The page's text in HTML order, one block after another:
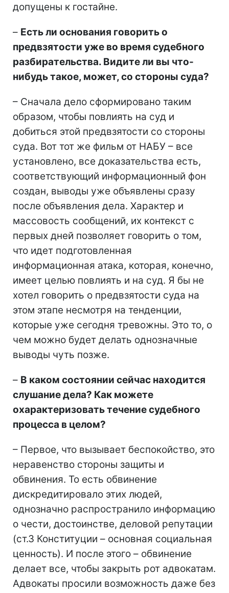
допущены к гостайне.
– Есть ли основания говорить о
предвзятости уже во время судебного
разбирательства. Видите ли вы что-
нибудь такое, может, со стороны суда?
– Сначала дело сформировано таким
образом, чтобы повлиять на суд и
добиться этой предвзятости со стороны
суда. Вот тот же фильм от НАБУ – все
установлено, все доказательства есть,
соответствующий информационный фон
создан, выводы уже объявлены сразу
после объявления дела. Характер и
массовость сообщений, их контекст с
первых дней позволяет говорить о том,
что идет подготовленная
информационная атака, которая, конечно,
имеет целью повлиять и на суд. Я бы не
хотел говорить о предвзятости суда на
этом этапе несмотря на тенденции,
которые уже сегодня тревожны. Это то, о
чем можно будет делать однозначные
выводы чуть позже.
– В каком состоянии сейчас находится
слушание дела? Как можете
охарактеризовать течение судебного
процесса в целом?
– Первое, что вызывает беспокойство, это
неравенство стороны защиты и
обвинения. То есть обвинение
дискредитировало этих людей,
однозначно распространило информацию
о чести, достоинстве, деловой репутации
(ст.3 Конституции – основная социальная
ценность). И после этого – обвинение
делает все, чтобы закрыть рот адвокатам.
Адвокаты просили возможность даже без